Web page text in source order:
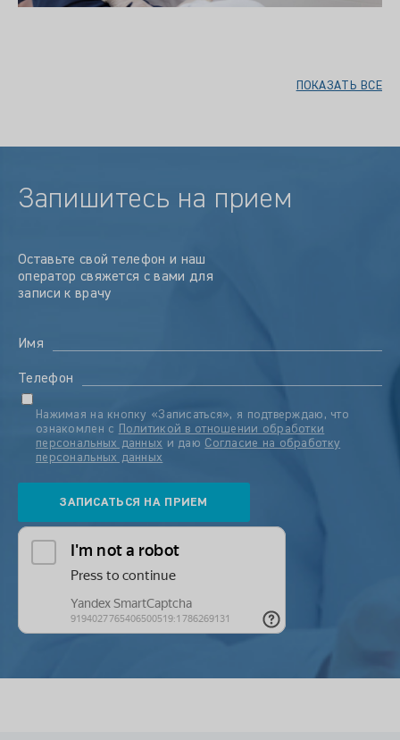
ПОКАЗАТЬ ВСЕ
Запишитесь на прием
Оставьте свой телефон и наш
оператор свяжется с вами для
записи к врачу
Имя
Телефон
Нажимая на кнопку «Записаться», я подтверждаю, что
ознакомлен с
Политикой в отношении обработки
персональных данных и даю Согласие на обработку
персональных данных